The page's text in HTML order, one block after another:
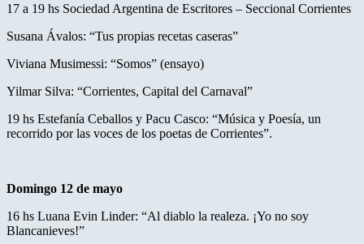
17 a 19 hs Sociedad Argentina de Escritores – Seccional Corrientes
Susana Ávalos: “Tus propias recetas caseras”
Viviana Musimessi: “Somos” (ensayo)
Yilmar Silva: “Corrientes, Capital del Carnaval”
19 hs Estefanía Ceballos y Pacu Casco: “Música y Poesía, un
recorrido por las voces de los poetas de Corrientes”.
Domingo 12 de mayo
16 hs Luana Evin Linder: “Al diablo la realeza. ¡Yo no soy
Blancanieves!”